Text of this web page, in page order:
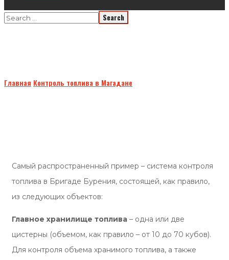
Главная Контроль топлива в Магадане
Самый распространенный пример – система контроля
топлива в Бригаде Бурения, состоящей, как правило,
из следующих объектов:
Главное хранилище топлива – одна или две
цистерны (объемом, как правило – от 10 до 70 кубов).
Для контроля объема хранимого топлива, а также